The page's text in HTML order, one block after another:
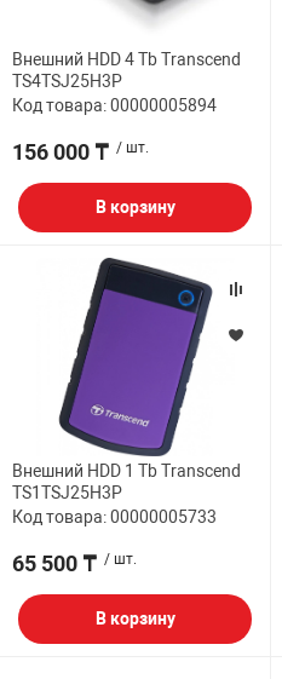
Внешний HDD 4 Tb Transcend
TS4TSJ25H3P
Код товара: 00000005894
156 000 ₸ / шт.
В корзину
Внешний HDD 1 Tb Transcend
TS1TSJ25H3P
Код товара: 00000005733
65 500 ₸ / шт.
В корзину